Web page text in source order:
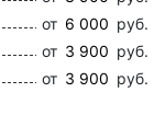
от 6 000 руб.
от 3 900 руб.
от 3 900 руб.